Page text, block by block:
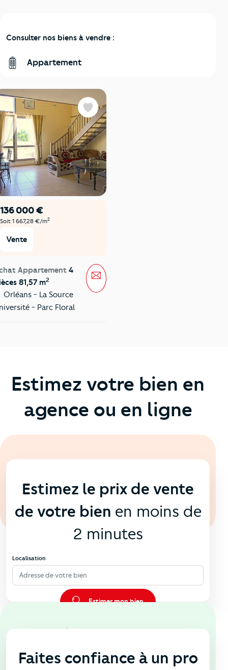
Consulter nos biens à vendre :
Appartement
136 000 €
Soit 1 667,28 €/m2
Vente
Appartement 4
81,57 m2
Orléans - La Source
- Parc Floral
Favoris
Message
Estimez votre bien en
agence ou en ligne
Estimez le prix de vente
de votre bien en moins de
2 minutes
Localisation
Adresse de votre bien
Estimer mon bien
En agence
Faites confiance à un pro